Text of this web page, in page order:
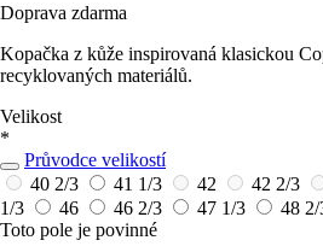
Doprava zdarma
Kopačka z kůže inspirovaná klasickou
recyklovaných materiálů.
Velikost
*
Průvodce velikostí
40 2/3
41 1/3 42 42 2/3
1/3
46 46 2/3 47 1/3
48 2/
Toto pole je povinné